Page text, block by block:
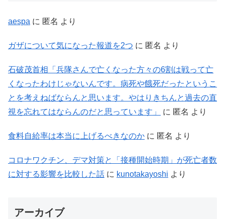
aespa に 匿名 より
ガザについて気になった報道を2つ に 匿名 より
石破茂首相「兵隊さんで亡くなった方々の6割は戦って亡
くなったわけじゃないんです。病死や餓死だったというこ
とを考えねばならんと思います。やはりきちんと過去の直
視を忘れてはならんのだと思っています」
に 匿名 より
食料自給率は本当に上げるべきなのか に 匿名 より
コロナワクチン、デマ対策と「接種開始時期」が死亡者数
に対する影響を比較した話 に kunotakayoshi より
アーカイブ